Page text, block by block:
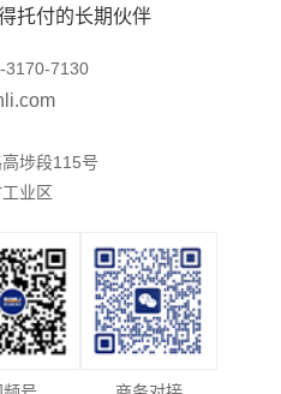
托付的长期伙伴
3170-7130
埗段115号
业区